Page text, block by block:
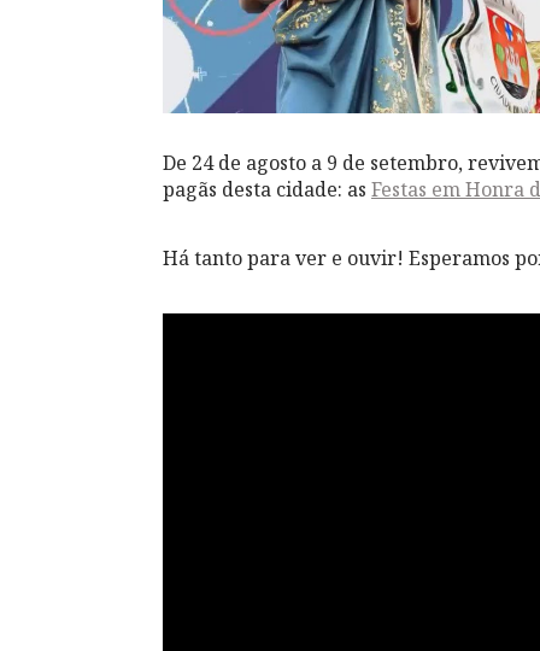
De 24 de agosto a 9 de setembro,
pagãs desta cidade: as Festas em Honra
Há tanto para ver e ouvir! Esperamos